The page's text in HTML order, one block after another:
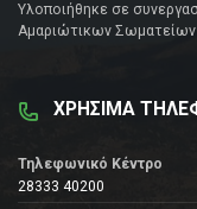
Υλοποιήθηκε σε
Αμαριώτικων Σωματείων
ΧΡΗΣΙΜΑ
Τηλεφωνικό Κέντρο
28333 40200